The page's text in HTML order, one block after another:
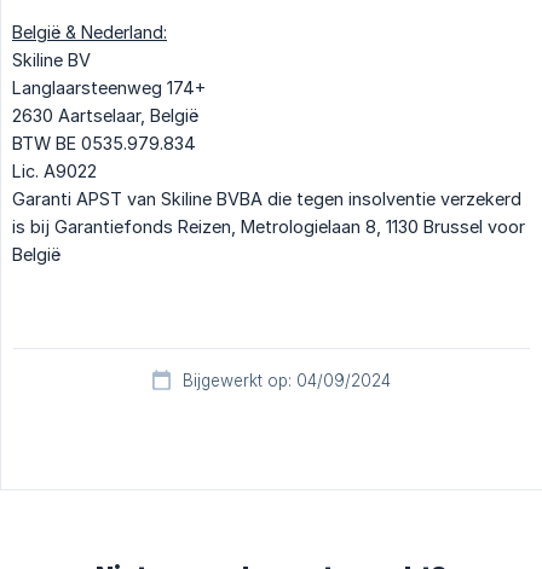
België & Nederland:
Skiline BV
Langlaarsteenweg 174+
2630 Aartselaar, België
BTW BE 0535.979.834
Lic. A9022
Garanti APST van Skiline BVBA die tegen insolventie verzekerd
is bij Garantiefonds Reizen, Metrologielaan 8, 1130 Brussel voor
België
Bijgewerkt op: 04/09/2024